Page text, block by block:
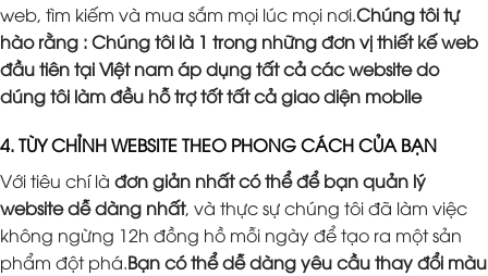
web, tìm kiếm và mua sắm mọi lúc mọi nơi.Chúng tôi tự
hào rằng : Chúng tôi là 1 trong những đơn vị thiết kế web
đầu tiên tại Việt nam áp dụng tất cả các website do
dúng tôi làm đều hỗ trợ tốt tất cả giao diện mobile
4. TÙY CHỈNH WEBSITE THEO PHONG CÁCH CỦA BẠN
Với tiêu chí là đơn giản nhất có thể để bạn quản lý
website dễ dàng nhất, và thực sự chúng tôi đã làm việc
không ngừng 12h đồng hồ mỗi ngày để tạo ra một sản
phẩm đột phá.Bạn có thể dễ dàng yêu cầu thay đổi màu